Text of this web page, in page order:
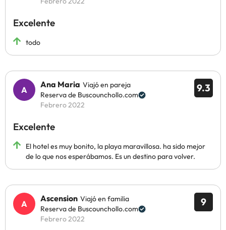
Excelente
todo
9.3
Ana Maria Viajó en pareja
Reserva de Buscounchollo.com
Febrero 2022
Excelente
El hotel es muy bonito, la playa maravillosa. ha sido mejor
de lo que nos esperábamos. Es un destino para volver.
9
Ascension Viajó en familia
Reserva de Buscounchollo.com
Febrero 2022